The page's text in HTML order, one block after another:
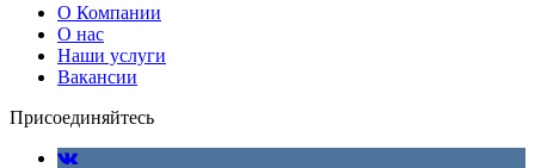
О Компании
О нас
Наши услуги
Вакансии
Присоединяйтесь